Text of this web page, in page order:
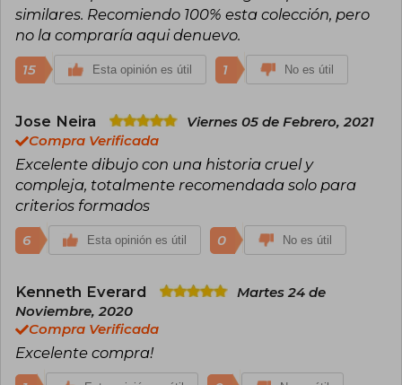
similares. Recomiendo 100% esta colección, pero
no la compraría aqui denuevo.
15 Esta opinión es útil 1 No es útil
Jose Neira
Viernes 05 de Febrero, 2021
Compra Verificada
Excelente dibujo con una historia cruel y
compleja, totalmente recomendada solo para
criterios formados
6 Esta opinión es útil 0 No es útil
Kenneth Everard
Martes 24 de
Noviembre, 2020
Compra Verificada
Excelente compra!